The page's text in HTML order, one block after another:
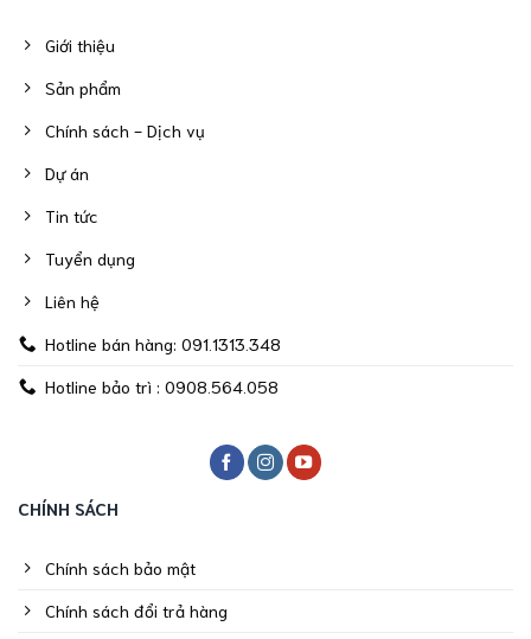
Giới thiệu
Sản phẩm
Chính sách - Dịch vụ
Dự án
Tin tức
Tuyển dụng
Liên hệ
Hotline bán hàng: 091.1313.348
Hotline bảo trì : 0908.564.058
CHÍNH SÁCH
Chính sách bảo mật
Chính sách đổi trả hàng